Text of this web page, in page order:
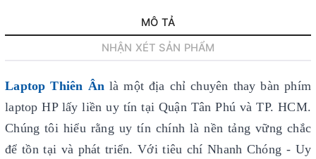
MÔ TẢ
NHẬN XÉT SẢN PHẨM
Laptop Thiên Ân là một địa chỉ chuyên thay bàn phím
laptop HP lấy liền uy tín tại Quận Tân Phú và TP. HCM.
Chúng tôi hiểu rằng uy tín chính là nền tảng vững chắc
để tồn tại và phát triển. Với tiêu chí Nhanh Chóng - Uy